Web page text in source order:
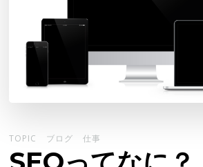
TOPIC ブログ 仕事